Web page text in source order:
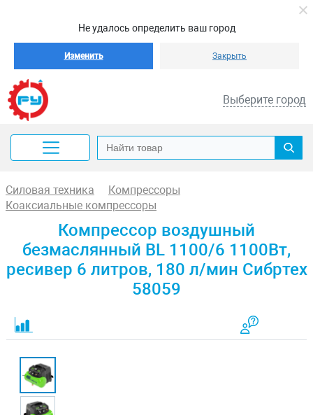
Не удалось определить ваш город
Изменить Закрыть
Выберите город
Силовая техника
Компрессоры
Коаксиальные компрессоры
Компрессор воздушный
безмаслянный BL 1100/6 1100Вт,
ресивер 6 литров, 180 л/мин Сибртех
58059